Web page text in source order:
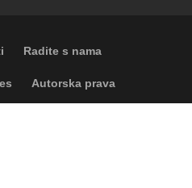
Radite s nama
Autorska prava